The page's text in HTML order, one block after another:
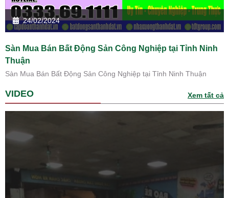
24/02/2024
Sàn Mua Bán Bất Động Sản Công Nghiệp tại Tỉnh Ninh
Thuận
Sàn Mua Bán Bất Động Sản Công Nghiệp tại Tỉnh Ninh Thuận
VIDEO Xem tất cả